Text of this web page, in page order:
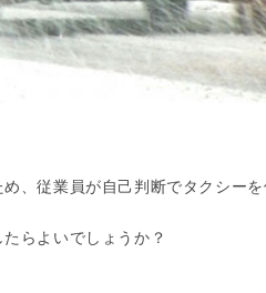
、従業員が自己判断でタクシー
らよいでしょうか？